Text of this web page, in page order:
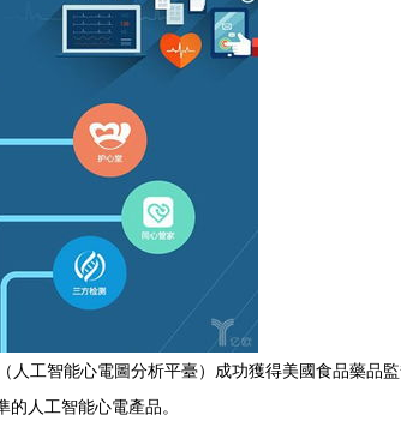
工智能心電圖分析平臺）成功獲得美國食品藥品
人工智能心電產品。